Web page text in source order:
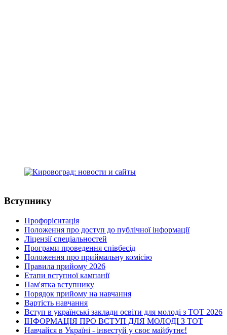
Вступнику
Профорієнтація
Положення про доступ до публічної інформації
Ліцензії спеціальностей
Програми проведення співбесід
Положення про приймальну комісію
Правила прийому 2026
Етапи вступної кампанії
Пам'ятка вступнику
Порядок прийому на навчання
Вартість навчання
Вступ в українські заклади освіти для молоді з ТОТ 2026
ІНФОРМАЦІЯ ПРО ВСТУП ДЛЯ МОЛОДІ З ТОТ
Навчайся в Україні - інвестуй у своє майбутнє!